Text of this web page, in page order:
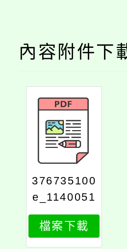
內容附件下
376735100
e_1140051
273_attach
1
檔案下載